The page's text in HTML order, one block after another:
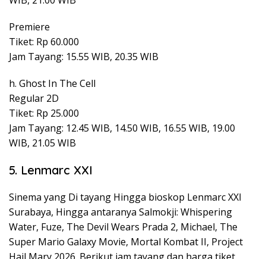
Premiere
Tiket: Rp 60.000
Jam Tayang: 15.55 WIB, 20.35 WIB
h. Ghost In The Cell
Regular 2D
Tiket: Rp 25.000
Jam Tayang: 12.45 WIB, 14.50 WIB, 16.55 WIB, 19.00
WIB, 21.05 WIB
5. Lenmarc XXI
Sinema yang Di tayang Hingga bioskop Lenmarc XXI
Surabaya, Hingga antaranya Salmokji: Whispering
Water, Fuze, The Devil Wears Prada 2, Michael, The
Super Mario Galaxy Movie, Mortal Kombat II, Project